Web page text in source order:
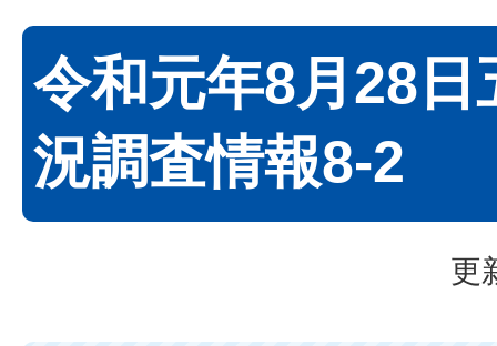
令和元年8月28日
況調査情報8-2
更